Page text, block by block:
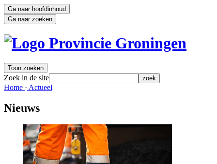
Ga naar hoofdinhoud
Ga naar zoeken
Toon zoeken
Zoek in de site zoek
Home · Actueel
Nieuws